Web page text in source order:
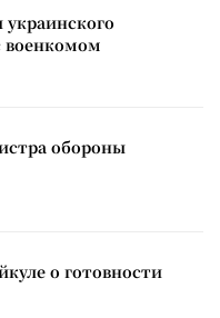
военкомом
обороны
о готовности